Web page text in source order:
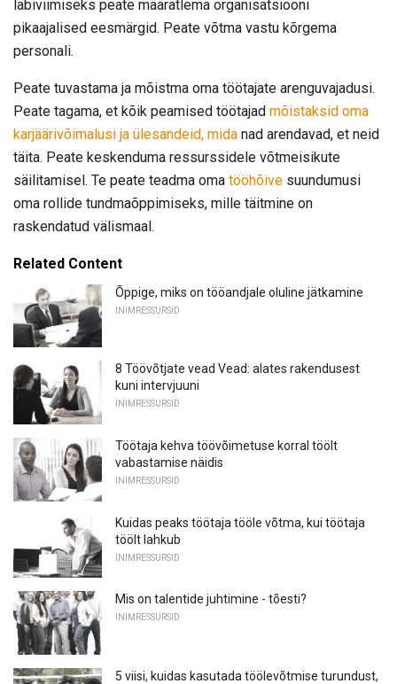
läbiviimiseks peate määratlema organisatsiooni
pikaajalised eesmärgid. Peate võtma vastu kõrgema
personali.
Peate tuvastama ja mõistma oma töötajate arenguvajadusi.
Peate tagama, et kõik peamised töötajad mõistaksid oma
karjäärivõimalusi ja ülesandeid, mida nad arendavad, et neid
täita. Peate keskenduma ressurssidele võtmeisikute
säilitamisel. Te peate teadma oma tööhõive suundumusi
oma rollide tundmaõppimiseks, mille täitmine on
raskendatud välismaal.
Related Content
Õppige, miks on tööandjale oluline jätkamine
INIMRESSURSID
8 Töövõtjate vead Vead: alates rakendusest
kuni intervjuuni
INIMRESSURSID
Töötaja kehva töövõimetuse korral töölt
vabastamise näidis
INIMRESSURSID
Kuidas peaks töötaja tööle võtma, kui töötaja
töölt lahkub
INIMRESSURSID
Mis on talentide juhtimine - tõesti?
INIMRESSURSID
5 viisi, kuidas kasutada töölevõtmise turundust,